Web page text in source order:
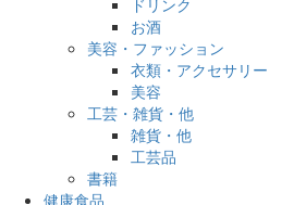
お酒
美容・ファッション
衣類・アクセサリー
美容
工芸・雑貨・他
雑貨・他
工芸品
書籍
健康食品